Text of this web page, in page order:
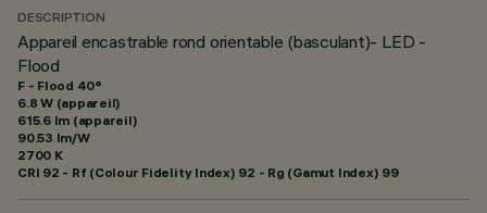
DESCRIPTION
Appareil encastrable rond orientable (basculant)- LED -
Flood
F - Flood 40°
6.8 W (appareil)
615.6 lm (appareil)
90.53 lm/W
2700 K
CRI 92 - Rf (Colour Fidelity Index) 92 - Rg (Gamut Index) 99